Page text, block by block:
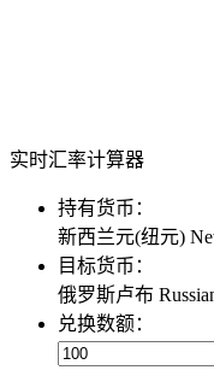
实时汇率计算器
持有货币：
新西兰元(纽元)
目标货币：
俄罗斯卢布
兑换数额：